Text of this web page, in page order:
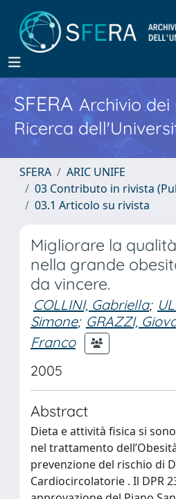
SFERA Archivio
Ricerca
SFERA
ARIC UNIFE
03 Contributo in rivista
03.1 Articolo su rivista
Migliorare la
nella grande
da vincere.
COLLINI, Gabriella;
Simone; GRAZZI,
Franco
2005
Abstract
Dieta e attività fisica si
nel trattamento
prevenzione del rischio di
Cardiocircolatorie . Il DPR